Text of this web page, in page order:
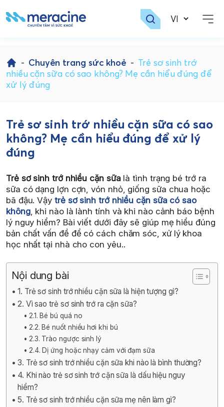
to
content
- Chuyên trang sức khoẻ - Trẻ sơ sinh trớ
nhiều cặn sữa có sao không? Mẹ cần hiểu đúng để
xử lý đúng
Trẻ sơ sinh trớ nhiều cặn sữa có sao
không? Mẹ cần hiểu đúng để xử lý
đúng
Trẻ sơ sinh trớ nhiều cặn sữalà tình trạng bé trớ ra
sữa có dạng lợn cợn, vón nhỏ, giống sữa chua hoặc
bã đậu. Vậy trẻ sơ sinh trớ nhiều cặn sữa có sao
không, khi nào là lành tính và khi nào cảnh báo bệnh
lý nguy hiểm? Bài viết dưới đây sẽ giúp mẹ hiểu đúng
bản chất vấn đề để có cách chăm sóc, xử lý khoa
học nhất tại nhà cho con yêu..
Nội dung bài
1. Trẻ sơ sinh trớ nhiều cặn sữa là hiện tượng gì?
2. Vì sao trẻ sơ sinh trớ ra cặn sữa?
2.1. Bé bú quá no
2.2. Bé nuốt nhiều hơi khi bú
2.3. Trào ngược sinh lý
2.4. Dị ứng hoặc nhạy cảm với đạm sữa
3. Trẻ sơ sinh trớ nhiều cặn sữa khi nào là bình thường?
4. Khi nào trẻ sơ sinh trớ cặn sữa là dấu hiệu nguy
hiểm?
5. Trẻ sơ sinh trớ nhiều cặn sữa mẹ nên làm gì?